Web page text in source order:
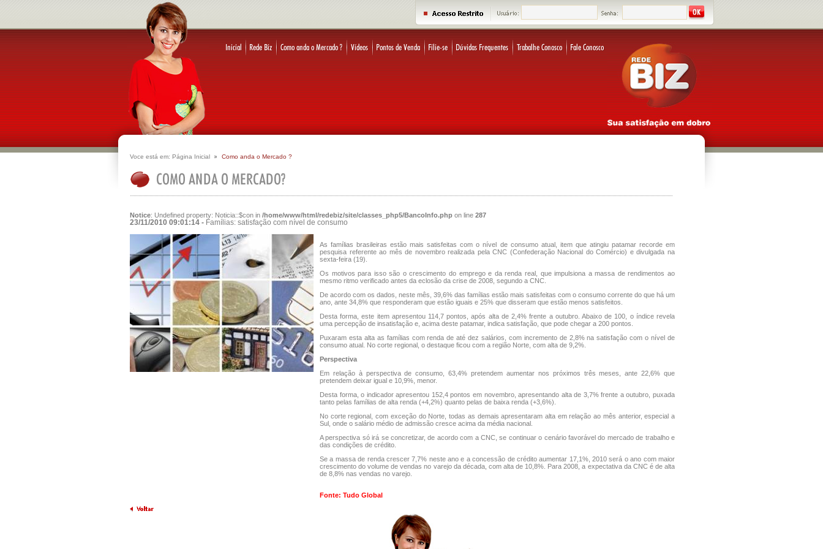
Voce está em: Página Inicial Como anda o Mercado ?
Notice: Undefined property: Noticia::$con in /home/www/html/redebiz/site/classes_php5/BancoInfo.php on line 287
23/11/2010 09:01:14 - Famílias: satisfação com nível de consumo
As famílias brasileiras estão mais satisfeitas com o nível de consumo atual, item que atingiu patamar recorde em
pesquisa referente ao mês de novembro realizada pela CNC (Confederação Nacional do Comércio) e divulgada na
sexta-feira (19).
Os motivos para isso são o crescimento do emprego e da renda real, que impulsiona a massa de rendimentos ao
mesmo ritmo verificado antes da eclosão da crise de 2008, segundo a CNC.
De acordo com os dados, neste mês, 39,6% das famílias estão mais satisfeitas com o consumo corrente do que há um
ano, ante 34,8% que responderam que estão iguais e 25% que disseram que estão menos satisfeitos.
Desta forma, este item apresentou 114,7 pontos, após alta de 2,4% frente a outubro. Abaixo de 100, o índice revela
uma percepção de insatisfação e, acima deste patamar, indica satisfação, que pode chegar a 200 pontos.
Puxaram esta alta as famílias com renda de até dez salários, com incremento de 2,8% na satisfação com o nível de
consumo atual. No corte regional, o destaque ficou com a região Norte, com alta de 9,2%.
Perspectiva
Em relação à perspectiva de consumo, 63,4% pretendem aumentar nos próximos três meses, ante 22,6% que
pretendem deixar igual e 10,9%, menor.
Desta forma, o indicador apresentou 152,4 pontos em novembro, apresentando alta de 3,7% frente a outubro, puxada
tanto pelas famílias de alta renda (+4,2%) quanto pelas de baixa renda (+3,6%).
No corte regional, com exceção do Norte, todas as demais apresentaram alta em relação ao mês anterior, especial a
Sul, onde o salário médio de admissão cresce acima da média nacional.
A perspectiva só irá se concretizar, de acordo com a CNC, se continuar o cenário favorável do mercado de trabalho e
das condições de crédito.
Se a massa de renda crescer 7,7% neste ano e a concessão de crédito aumentar 17,1%, 2010 será o ano com maior
crescimento do volume de vendas no varejo da década, com alta de 10,8%. Para 2008, a expectativa da CNC é de alta
de 8,8% nas vendas no varejo.
Fonte: Tudo Global